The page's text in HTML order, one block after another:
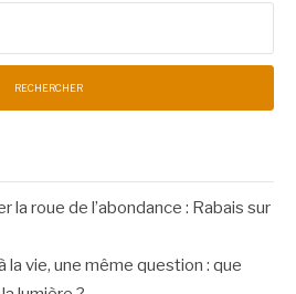
la roue de l’abondance : Rabais sur
la vie, une même question : que